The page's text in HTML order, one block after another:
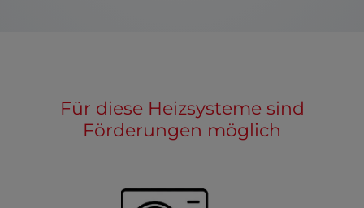
Für diese Heizsysteme sind
Förderungen möglich